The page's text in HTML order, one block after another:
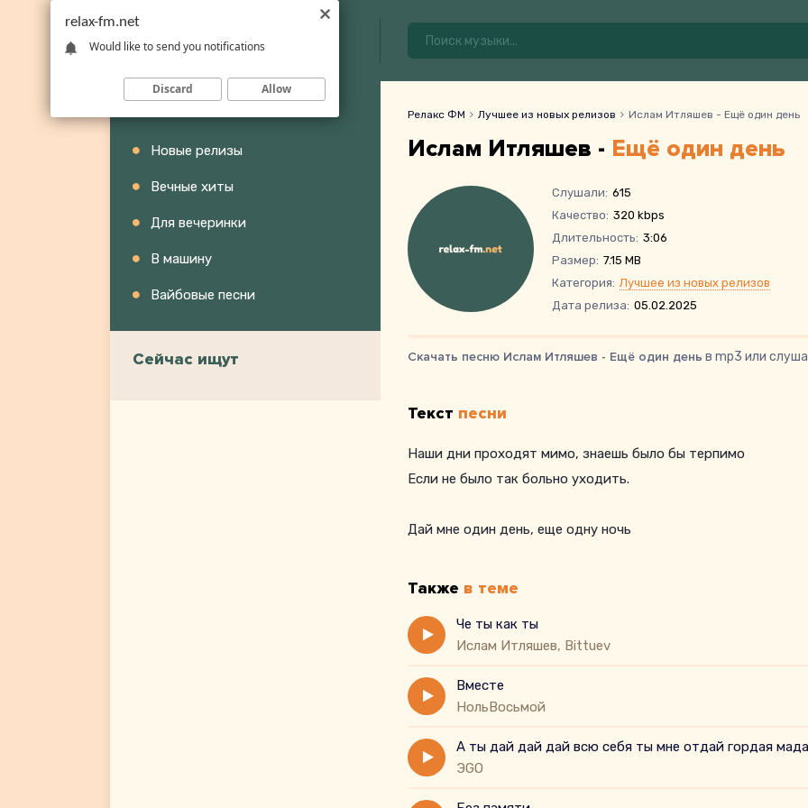
Новые релизы
Вечные хиты
Для вечеринки
В машину
Вайбовые песни
Сейчас ищут
Релакс ФМ Лучшее из новых релизов Ислам Итляшев - Ещё один день
Ислам Итляшев - Ещё один день
Слушали: 615
Качество: 320 kbps
Длительность: 3:06
Размер: 7.15 MB
Категория: Лучшее из новых релизов
Дата релиза: 05.02.2025
Скачать песню Ислам Итляшев - Ещё один день в mp3 или
Текст песни
Наши дни проходят мимо, знаешь было бы терпимо
Если не было так больно уходить.
Дай мне один день, еще одну ночь
Также в теме
Че ты как ты
Ислам Итляшев, Bittuev
Вместе
НольВосьмой
А ты дай дай дай всю себя ты мне отдай гордая
ЭGO
relax-fm.net
Would like to send you notifications
Discard Allow